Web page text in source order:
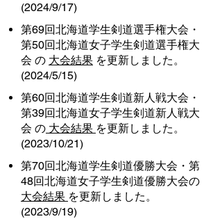
(2024/9/17)
第69回北海道学生剣道選手権大会・
第50回北海道女子学生剣道選手権大
会 の 大会結果 を更新しました。
(2024/5/15)
第60回北海道学生剣道新人戦大会・
第39回北海道女子学生剣道新人戦大
会 の 大会結果 を更新しました。
(2023/10/21)
第70回北海道学生剣道優勝大会・第
48回北海道女子学生剣道優勝大会の
大会結果 を更新しました。
(2023/9/19)